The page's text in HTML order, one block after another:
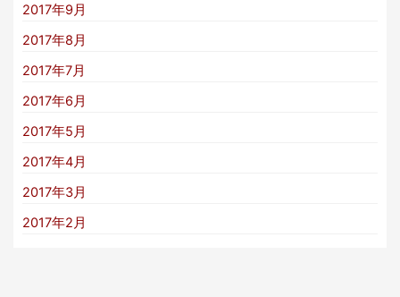
2017年9月
2017年8月
2017年7月
2017年6月
2017年5月
2017年4月
2017年3月
2017年2月